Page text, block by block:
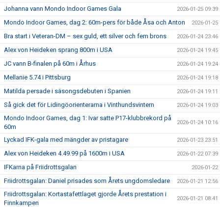
Johanna vann Mondo Indoor Games Gala 2026-01-25 09:39
Mondo Indoor Games, dag 2: 60m-pers för både Åsa och Anton 2026-01-25
Bra start i Veteran-DM – sex guld, ett silver och fem brons 2026-01-24 23:46
Alex von Heideken sprang 800m i USA 2026-01-24 19:45
JC vann B-finalen på 60m i Århus 2026-01-24 19:24
Mellanie 5.74 i Pittsburg 2026-01-24 19:18
Matilda persade i säsongsdebuten i Spanien 2026-01-24 19:11
Så gick det för Lidingöorienterarna i Vinthundsvintern 2026-01-24 19:03
Mondo Indoor Games, dag 1: Ivar satte P17-klubbrekord på
60m
2026-01-24 10:16
Lyckad IFK-gala med mängder av pristagare 2026-01-23 23:51
Alex von Heideken 4.49.99 på 1600m i USA 2026-01-22 07:39
IFKarna på Friidrottsgalan 2026-01-22
Friidrottsgalan: Daniel prisades som Årets ungdomsledare 2026-01-21 12:56
Friidrottsgalan: Kortastafettlaget gjorde Årets prestation i
Finnkampen
2026-01-21 08:41